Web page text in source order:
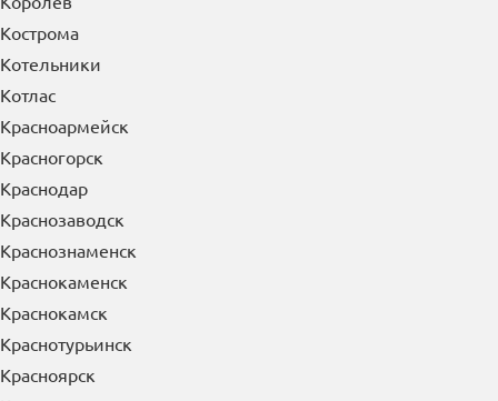
Когалым
Коломна
Комсомольск-на-Амуре
Копейск
Королев
Королёв
Кострома
Котельники
Котлас
Красноармейск
Красногорск
Краснодар
Краснозаводск